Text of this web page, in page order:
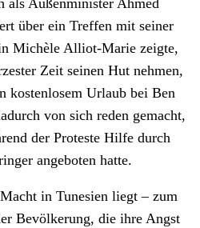
über ein Treffen mit seiner
Michèle Alliot-Marie zeigte,
Zeit seinen Hut nehmen,
kostenlosem Urlaub bei Ben
von sich reden gemacht,
der Proteste Hilfe durch
angeboten hatte.
in Tunesien liegt – zum
Bevölkerung, die ihre Angst